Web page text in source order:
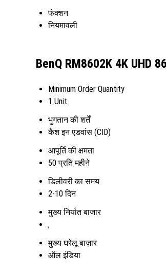
फंक्शन
नियमावली
BenQ RM8602K 4K UHD
Minimum Order Quantity
1 Unit
भुगतान की शर्तें
कैश इन एडवांस (CID)
आपूर्ति की क्षमता
50 प्रति महीने
डिलीवरी का समय
2-10 दिन
मुख्य निर्यात बाजार
,
मुख्य घरेलू बाज़ार
ऑल इंडिया